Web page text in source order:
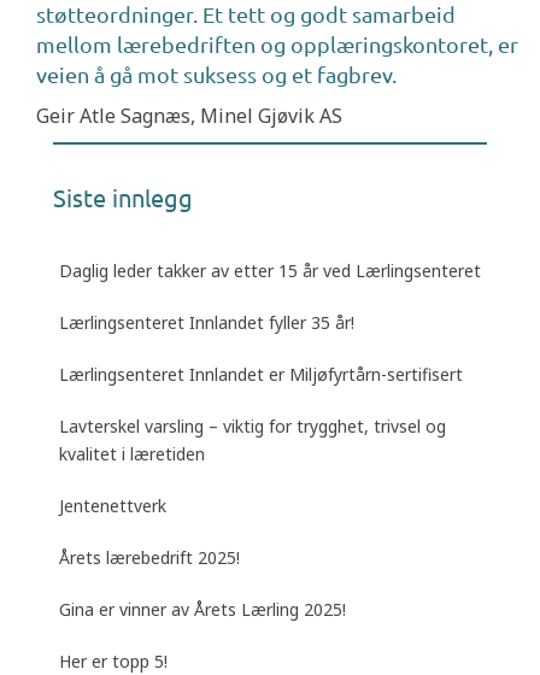
støtteordninger. Et tett og godt samarbeid
mellom lærebedriften og opplæringskontoret, er
veien å gå mot suksess og et fagbrev.
Geir Atle Sagnæs, Minel Gjøvik AS
Siste innlegg
Daglig leder takker av etter 15 år ved Lærlingsenteret
Lærlingsenteret Innlandet fyller 35 år!
Lærlingsenteret Innlandet er Miljøfyrtårn-sertifisert
Lavterskel varsling – viktig for trygghet, trivsel og
kvalitet i læretiden
Jentenettverk
Årets lærebedrift 2025!
Gina er vinner av Årets Lærling 2025!
Her er topp 5!